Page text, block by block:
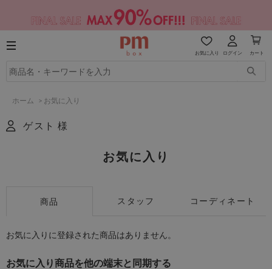
お気に入り ログイン カート
ホーム > お気に入り
ゲスト 様
お気に入り
商品 スタッフ コーディネート
お気に入りに登録された商品はありません。
お気に入り商品を他の端末と同期する